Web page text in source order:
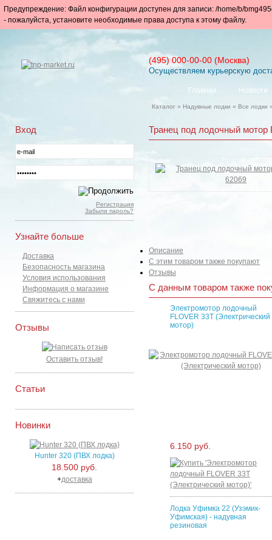
Предупреждение: Файл конфигурации доступен для записи: /home/b/
- пожалуйста, установите необходимые права доступа к этому файлу.
(495) 000-00-00 (Москва)
Осуществляем курьерскую
Главная Новости
Каталог » Надувные лодки » Все лодки
Транец под лодочный мотор
Описание
С этим товаром также покупают
Отзывы
С данным товаром также
Электромотор лодочный
FLOVER 33T (Электрический
мотор)
6.150 руб.
Лодка Уфимка 22 (Узэмик-
Уфимская) - надувная
резиновая
Вход
Регистрация
Забыли пароль?
Узнайте больше
Доставка
Безопасность магазина
Условия использования
Информация о магазине
Свяжитесь с нами
Отзывы
Оставить отзыв!
Статьи
Новинки
Hunter 320 (ПВХ лодка)
18.500 руб.
+доставка